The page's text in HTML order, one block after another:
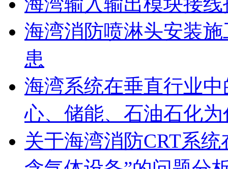
海湾消防喷淋头安装
患
海湾系统在垂直行业
心、储能、石油石化
关于海湾消防CRT系